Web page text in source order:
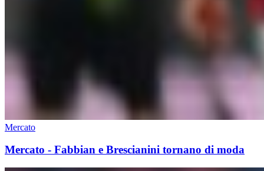
Mercato
Mercato - Fabbian e Brescianini tornano di moda